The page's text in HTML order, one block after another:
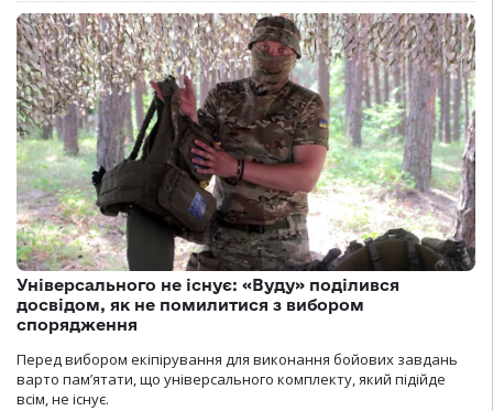
Універсального не існує: «Вуду» поділився
досвідом, як не помилитися з вибором
спорядження
Перед вибором екіпірування для виконання бойових завдань
варто пам’ятати, що універсального комплекту, який підійде
всім, не існує.